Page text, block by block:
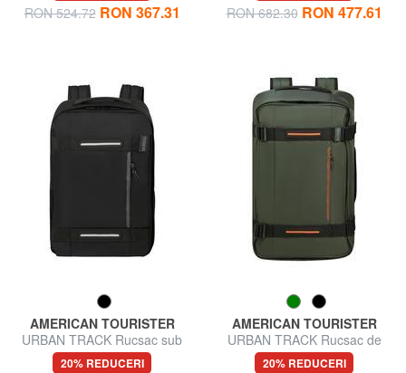
RON 524.72 RON 367.31 RON 682.30 RON 477.61
AMERICAN TOURISTER
URBAN TRACK Rucsac sub
scaun ok Ryanair
20% REDUCERI
AMERICAN TOURISTER
URBAN TRACK Rucsac de
călătorie
20% REDUCERI